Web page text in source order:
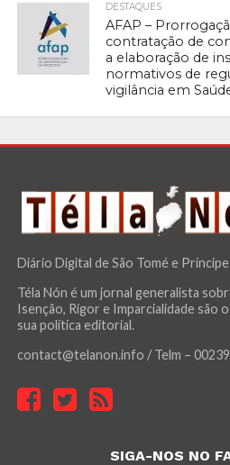
DESTAQUES
AFAP –
contratação de
a elaboração de
normativos de
vigilância em
Diário Digital de São Tomé e
Téla Nón é um jornal generalista
Isenção, Rigor e Imparcialidade são
sua política editorial.
contact@telanon.info / Telm –
SIGA-NOS NO